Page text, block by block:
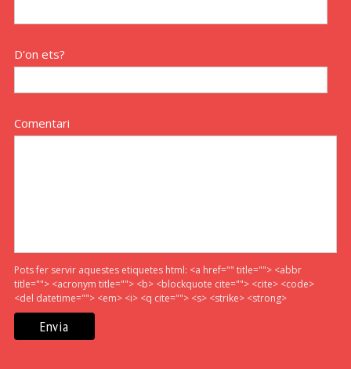
D'on ets?
Comentari
Pots fer servir aquestes etiquetes html: <a href="" title=""> <abbr
title=""> <acronym title=""> <b> <blockquote cite=""> <cite> <code>
<del datetime=""> <em> <i> <q cite=""> <s> <strike> <strong>